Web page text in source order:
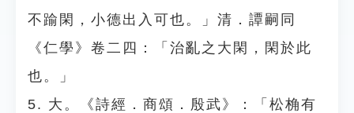
不踰閑，小德出入可也。」清．譚嗣同
《仁學》卷二四：「治亂之大閑，閑於此
也。」
5. 大。《詩經．商頌．殷武》：「松桷有